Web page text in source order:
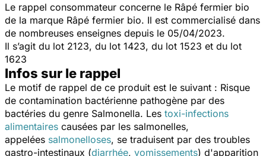
Le rappel consommateur concerne le Râpé fermier bio
de la marque Râpé fermier bio. Il est commercialisé dans
de nombreuses enseignes depuis le 05/04/2023.
Il s’agit du lot 2123, du lot 1423, du lot 1523 et du lot
1623
Infos sur le rappel
Le motif de rappel de ce produit est le suivant : Risque
de contamination bactérienne pathogène par des
bactéries du genre Salmonella. Les toxi-infections
alimentaires causées par les salmonelles,
appelées salmonelloses, se traduisent par des troubles
gastro-intestinaux (diarrhée, vomissements) d'apparition